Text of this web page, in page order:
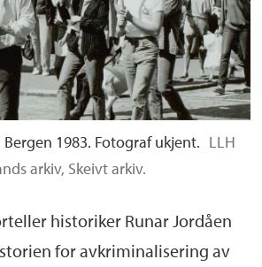
1983. Fotograf ukjent. LLH
arkiv, Skeivt arkiv.
historiker Runar Jordåen
for avkriminalisering av